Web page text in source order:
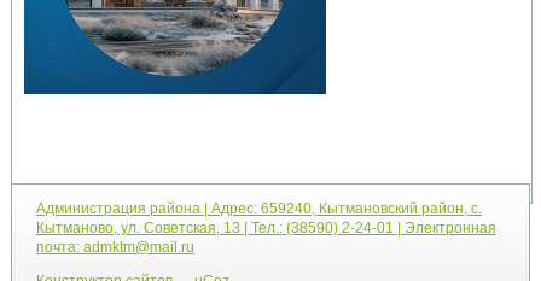
Администрация района | Адрес: 659240, Кытмановский район, с.
Кытманово, ул. Советская, 13 | Тел.: (38590) 2-24-01 | Электронная
почта: admktm@mail.ru